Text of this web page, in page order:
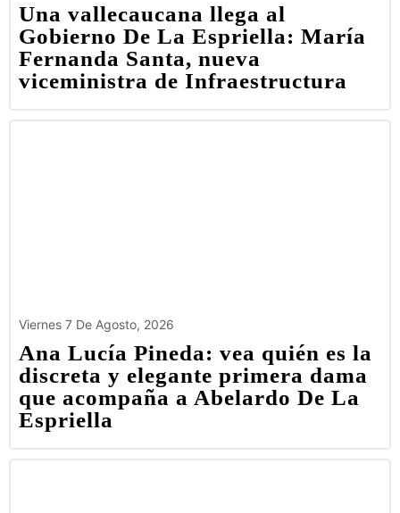
Una vallecaucana llega al
Gobierno De La Espriella: María
Fernanda Santa, nueva
viceministra de Infraestructura
Viernes 7 De Agosto, 2026
Ana Lucía Pineda: vea quién es la
discreta y elegante primera dama
que acompaña a Abelardo De La
Espriella